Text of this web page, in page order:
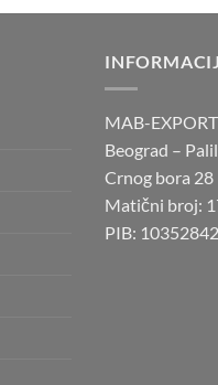
MAB-EXPORT
Beograd –
Crnog bora 28
Matični broj:
PIB: